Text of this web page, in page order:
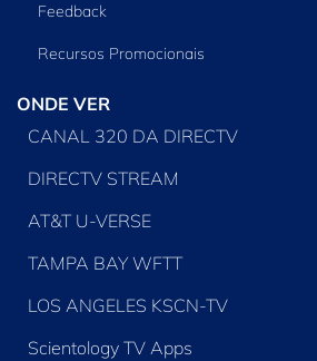
Feedback
Recursos Promocionais
ONDE VER
CANAL 320 DA DIRECTV
DIRECTV STREAM
AT&T U-VERSE
TAMPA BAY WFTT
LOS ANGELES KSCN-TV
Scientology TV Apps